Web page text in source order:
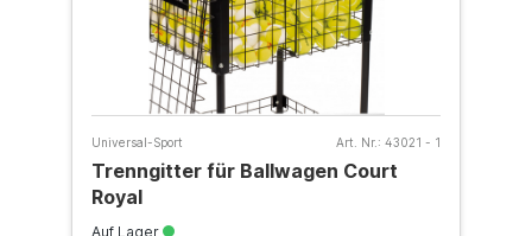
Universal-Sport Art. Nr.: 43021 - 1
Trenngitter für Ballwagen Court
Royal
Auf Lager